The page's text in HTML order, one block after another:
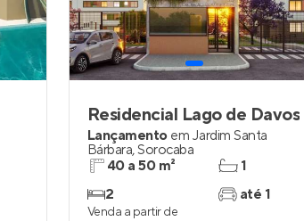
Residencial Lago de Davos
Lançamento em Jardim Santa
Bárbara,Sorocaba
40 a 50 m²
2
1
até 1
Venda a partir de